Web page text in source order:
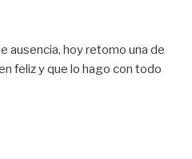
ausencia, hoy retomo una de
feliz y que lo hago con todo